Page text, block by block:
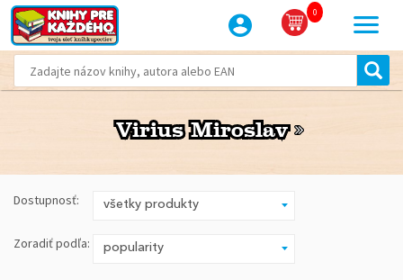
0
Virius Miroslav
Virius Miroslav
Dostupnosť:
Zoradiť podľa: